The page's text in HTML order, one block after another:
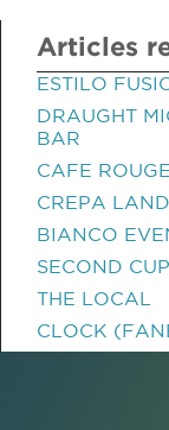
Articles
ESTILO
DRAUGHT
BAR
CAFE
CREPA
BIANCO
SECOND
THE LOCAL
CLOCK